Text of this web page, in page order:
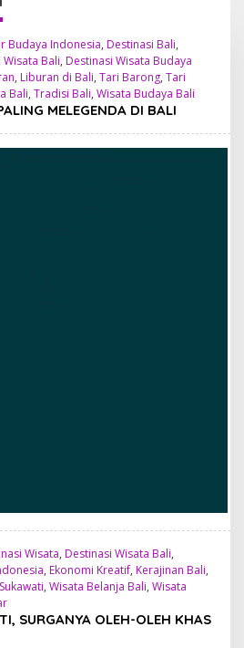
Budaya Indonesia, Destinasi Bali,
Wisata Bali, Destinasi Wisata Budaya
, Liburan di Bali, Tari Barong, Tari
Bali, Tradisi Bali, Wisata Budaya Bali
MELEGENDA DI BALI
Wisata, Destinasi Wisata Bali,
, Ekonomi Kreatif, Kerajinan Bali,
, Wisata Belanja Bali, Wisata
SURGANYA OLEH-OLEH KHAS